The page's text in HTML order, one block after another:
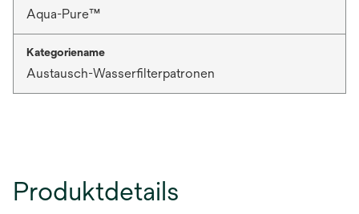
Aqua-Pure™
Kategoriename
Austausch-Wasserfilterpatronen
Produktdetails